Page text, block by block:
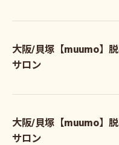
大阪/貝塚【muumo】
サロン
大阪/貝塚【muumo】
サロン